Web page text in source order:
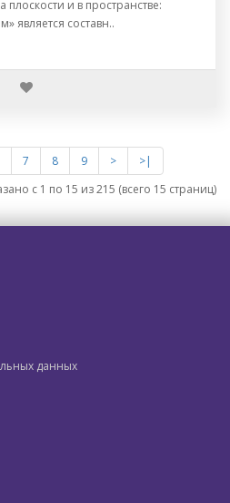
и в пространстве:
является составн..
7 8 9 >
>|
с 1 по 15 из 215 (всего 15 страниц)
данных